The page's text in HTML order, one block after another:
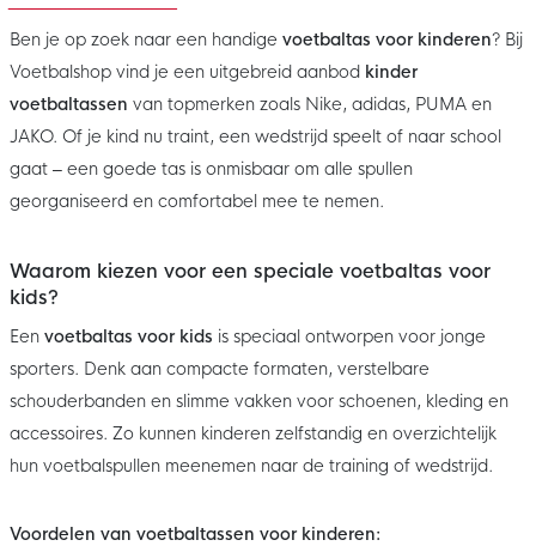
Ben je op zoek naar een handige voetbaltas voor kinderen? Bij
Voetbalshop vind je een uitgebreid aanbod kinder
voetbaltassen van topmerken zoals Nike, adidas, PUMA en
JAKO. Of je kind nu traint, een wedstrijd speelt of naar school
gaat – een goede tas is onmisbaar om alle spullen
georganiseerd en comfortabel mee te nemen.
Waarom kiezen voor een speciale voetbaltas voor
kids?
Een voetbaltas voor kids is speciaal ontworpen voor jonge
sporters. Denk aan compacte formaten, verstelbare
schouderbanden en slimme vakken voor schoenen, kleding en
accessoires. Zo kunnen kinderen zelfstandig en overzichtelijk
hun voetbalspullen meenemen naar de training of wedstrijd.
Voordelen van voetbaltassen voor kinderen: